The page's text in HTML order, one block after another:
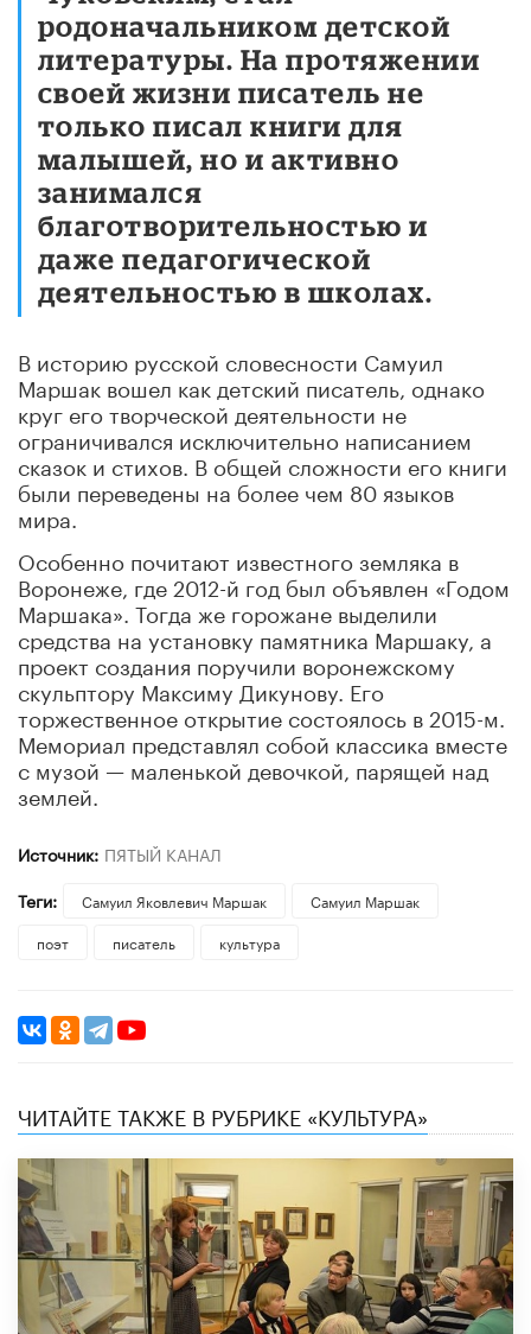
родоначальником детской
литературы. На протяжении
своей жизни писатель не
только писал книги для
малышей, но и активно
занимался
благотворительностью и
даже педагогической
деятельностью в школах.
В историю русской словесности Самуил
Маршак вошел как детский писатель, однако
круг его творческой деятельности не
ограничивался исключительно написанием
сказок и стихов. В общей сложности его книги
были переведены на более чем 80 языков
мира.
Особенно почитают известного земляка в
Воронеже, где 2012-й год был объявлен «Годом
Маршака». Тогда же горожане выделили
средства на установку памятника Маршаку, а
проект создания поручили воронежскому
скульптору Максиму Дикунову. Его
торжественное открытие состоялось в 2015-м.
Мемориал представлял собой классика вместе
с музой — маленькой девочкой, парящей над
землей.
Источник: ПЯТЫЙ КАНАЛ
Теги:
Самуил Яковлевич Маршак
Самуил Маршак
поэт
писатель культура
ЧИТАЙТЕ ТАКЖЕ В РУБРИКЕ «КУЛЬТУРА»